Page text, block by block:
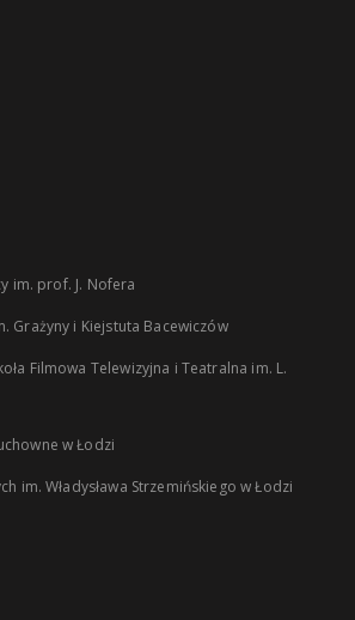
im. prof. J. Nofera
Grażyny i Kiejstuta Bacewiczów
Filmowa Telewizyjna i Teatralna im. L.
w Łodzi
im. Władysława Strzemińskiego w Łodzi